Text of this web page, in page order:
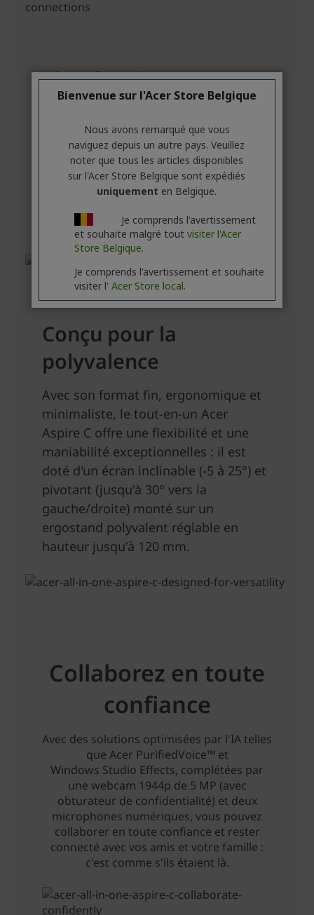
Bienvenue sur l'Acer Store Belgique
Nous avons remarqué que vous
naviguez depuis un autre pays. Veuillez
noter que tous les articles disponibles
sur l'Acer Store Belgique sont expédiés
uniquement en Belgique.
Je comprends l'avertissement
et souhaite malgré tout visiter l'Acer
Store Belgique.
Je comprends l'avertissement et souhaite
visiter l' Acer Store local.